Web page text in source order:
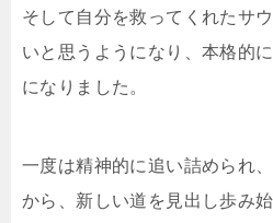
そして自分を救ってくれたサ
いと思うようになり、本格的
になりました。
一度は精神的に追い詰められ
から、新しい道を見出し歩み